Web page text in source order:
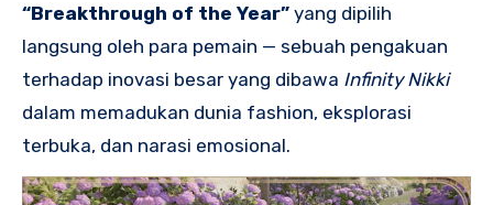
“Breakthrough of the Year” yang dipilih
langsung oleh para pemain — sebuah pengakuan
terhadap inovasi besar yang dibawa Infinity Nikki
dalam memadukan dunia fashion, eksplorasi
terbuka, dan narasi emosional.